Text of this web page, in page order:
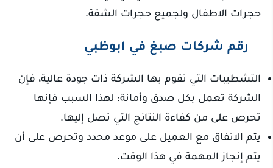
حجرات الاطفال ولجميع حجرات الشقة.
رقم شركات صبغ في ابوظبي
التشطيبات التي تقوم بها الشركة ذات جودة عالية، فإن
الشركة تعمل بكل صدق وأمانة؛ لهذا السبب فإنها
تحرص على من كفاءة النتائج التي تصل إليها.
يتم الاتفاق مع العميل على موعد محدد وتحرص على أن
يتم إنجاز المهمة في هذا الوقت.